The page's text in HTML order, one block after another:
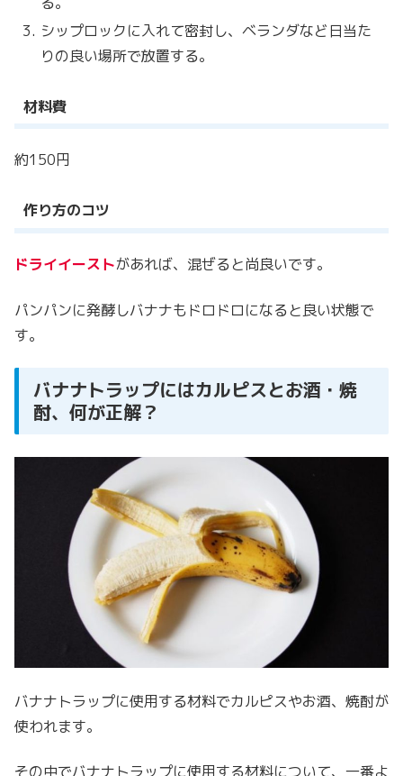
シップロックに入れて密封し、ベランダなど日当た
りの良い場所で放置する。
材料費
約150円
作り方のコツ
ドライイーストがあれば、混ぜると尚良いです。
パンパンに発酵しバナナもドロドロになると良い状態で
す。
バナナトラップにはカルピスとお酒・焼
酎、何が正解？
バナナトラップに使用する材料でカルピスやお酒、焼酎が
使われます。
その中でバナナトラップに使用する材料について、一番よ